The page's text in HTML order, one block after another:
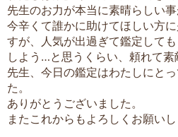
先生のお力が本当に素晴らしい事
今辛くて誰かに助けてほしい方
すが、人気が出過ぎて鑑定して
しよう…と思うくらい、頼れて
先生、今日の鑑定はわたしにと
た。
ありがとうございました。
またこれからもよろしくお願いし